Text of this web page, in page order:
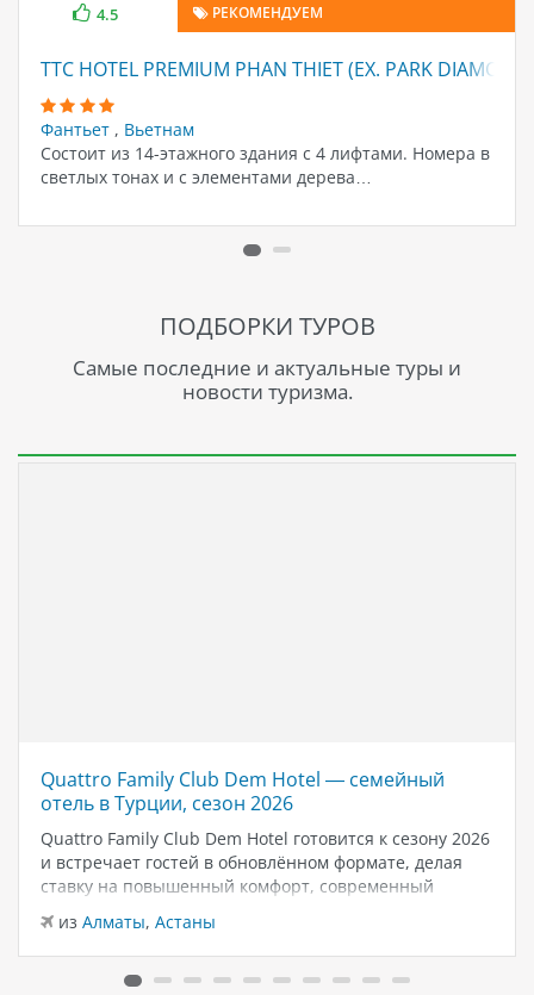
4.5 РЕКОМЕНДУЕМ
TTC HOTEL PREMIUM PHAN THIET (EX. PARK DIAMOND)
Фантьет , Вьетнам
Состоит из 14-этажного здания с 4 лифтами. Номера в
светлых тонах и с элементами дерева…
ПОДБОРКИ ТУРОВ
Самые последние и актуальные туры и
новости туризма.
Quattro Family Club Dem Hotel — семейный
отель в Турции, сезон 2026
Quattro Family Club Dem Hotel готовится к сезону 2026
и встречает гостей в обновлённом формате, делая
ставку на повышенный комфорт, современный
дизайн и атмосферу спокойного семейного отдыха у
моря. Отель остаётся популярным выбором для тех,
кто ищет семейный отель в…
из Алматы, Астаны